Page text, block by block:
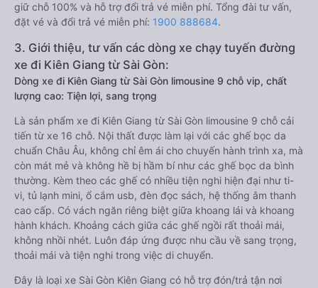
giữ chỗ 100% và hỗ trợ đổi trả vé miễn phí. Tổng đài tư vấn,
đặt vé và đổi trả vé miễn phí: 1900 888684.
3. Giới thiệu, tư vấn các dòng xe chạy tuyến đường
xe đi Kiên Giang từ Sài Gòn:
Dòng xe đi Kiên Giang từ Sài Gòn limousine 9 chỗ vip, chất
lượng cao: Tiện lợi, sang trọng
Là sản phẩm xe đi Kiên Giang từ Sài Gòn limousine 9 chỗ cải
tiến từ xe 16 chỗ. Nội thất được làm lại với các ghế bọc da
chuẩn Châu Âu, không chỉ êm ái cho chuyến hành trình xa, mà
còn mát mẻ và không hề bị hầm bí như các ghế bọc da bình
thường. Kèm theo các ghế có nhiều tiện nghi hiện đại như ti-
vi, tủ lạnh mini, ổ cắm usb, đèn đọc sách, hệ thống âm thanh
cao cấp. Có vách ngăn riêng biệt giữa khoang lái và khoang
hành khách. Khoảng cách giữa các ghế ngồi rất thoải mái,
không nhồi nhét. Luôn đáp ứng được nhu cầu về sang trọng,
thoải mái và tiện nghi trong việc di chuyển.
Đây là loại xe Sài Gòn Kiên Giang có hỗ trợ đón/trả tận nơi